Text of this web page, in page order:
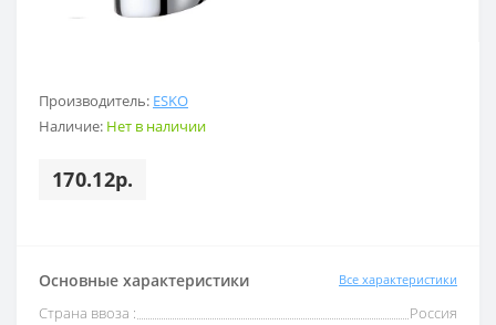
Производитель: ESKO
Наличие: Нет в наличии
170.12р.
Основные характеристики Все характеристики
Страна ввоза :
Россия